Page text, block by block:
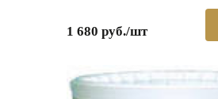
1 680 руб./шт